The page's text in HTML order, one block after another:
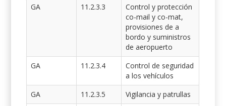
GA
11.2.3.3
Control y protección
co-mail y co-mat,
provisiones de a
bordo y suministros
de aeropuerto
GA
11.2.3.4
Control de seguridad
a los vehículos
GA
11.2.3.5
Vigilancia y patrullas